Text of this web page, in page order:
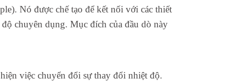
Nó được chế tạo để kết nối với các thiết
chuyên dụng. Mục đích của đầu dò này
việc chuyển đổi sự thay đổi nhiệt độ.